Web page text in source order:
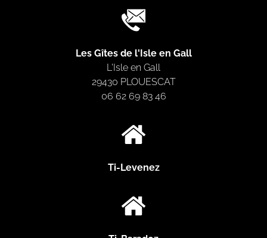
Les Gîtes de l'Isle en Gall
L'Isle en Gall
29430 PLOUESCAT
06 62 69 83 46
Ti-Levenez